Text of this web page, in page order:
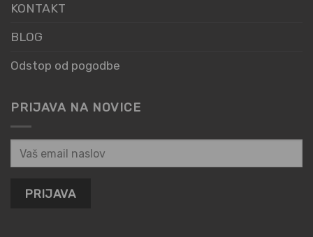
KONTAKT
BLOG
Odstop od pogodbe
PRIJAVA NA NOVICE